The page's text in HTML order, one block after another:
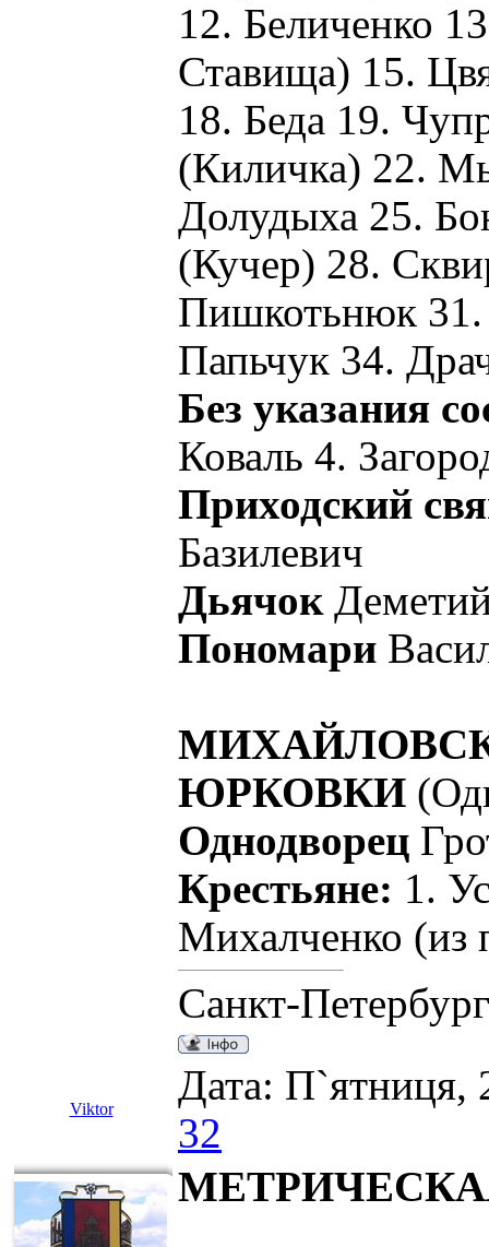
12. Беличенко
Ставища) 15.
18. Беда 19.
(Киличка) 22.
Долудыха 25.
(Кучер) 28.
Пишкотьнюк 31.
Папьчук 34.
Без указания
Коваль 4.
Приходский
Базилевич
Дьячок
Пономари
ЮРКОВКИ
Однодворец
Крестьяне: 1.
Михалченко (из
Санкт-Петербург
Viktor
Дата: П`ятниця,
32